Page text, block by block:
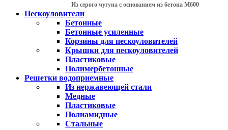
Из серого чугуна с основанием из бетона М600
Пескоуловители
Бетонные
Бетонные усиленные
Корзины для пескоуловителей
Крышки для пескоуловителей
Пластиковые
Полимербетонные
Решетки водоприемные
Из нержавеющей стали
Медные
Пластиковые
Полиамидные
Стальные